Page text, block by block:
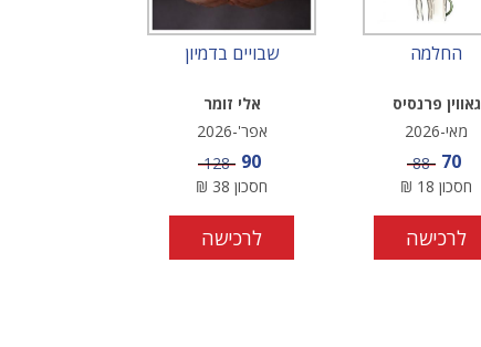
החלמה
גאווין פרנסיס
מאי-2026
מחיר מבצע
70 מחיר
88
חסכון 18
₪
לרכישה
שבויים בדמיון
אלי זומר
אפר'-2026
מחיר מבצע
90 מחיר
128
חסכון 38
₪
לרכישה